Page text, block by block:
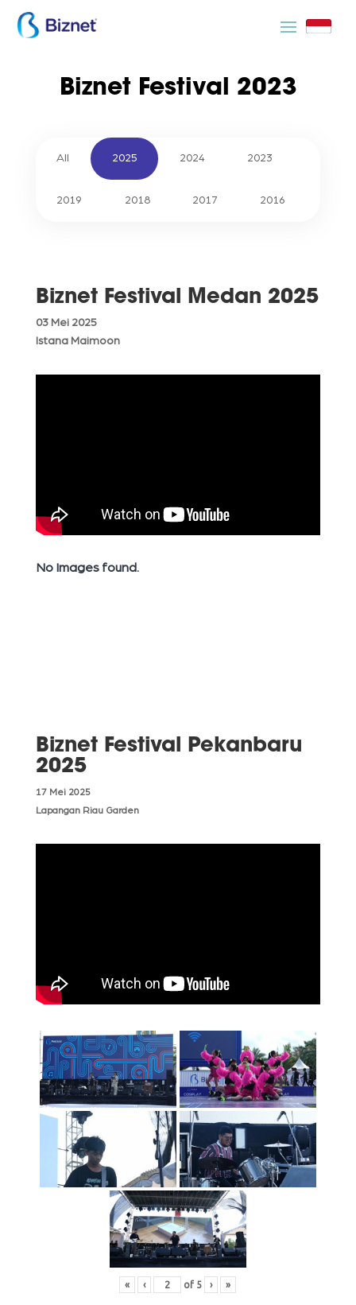
Biznet Festival 2023
All 2025 2024 2023
2019 2018 2017 2016
Biznet Festival Medan 2025
03 Mei 2025
Istana Maimoon
No Images found.
Biznet Festival Pekanbaru
2025
17 Mei 2025
Lapangan Riau Garden
« ‹ of 5 › »